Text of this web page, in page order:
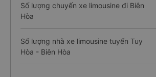
Số lượng chuyến xe limousine đi Biên
Hòa
Số lượng nhà xe limousine tuyến Tuy
Hòa - Biên Hòa